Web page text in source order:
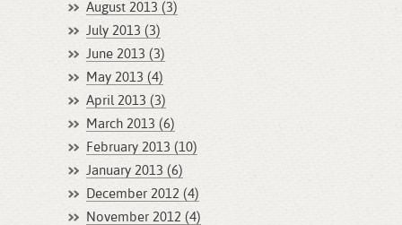
August 2013 (3)
July 2013 (3)
June 2013 (3)
May 2013 (4)
April 2013 (3)
March 2013 (6)
February 2013 (10)
January 2013 (6)
December 2012 (4)
November 2012 (4)